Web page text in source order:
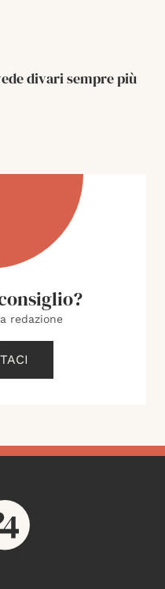
divari sempre più
redazione